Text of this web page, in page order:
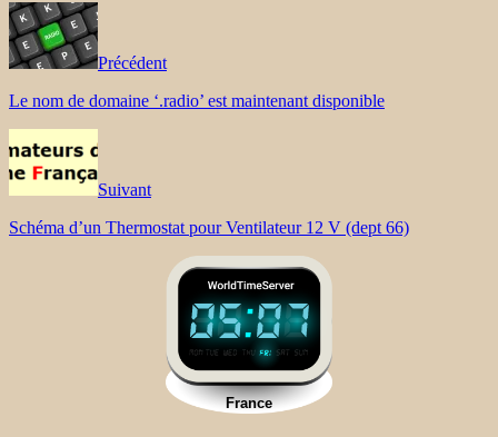
Précédent
Le nom de domaine ‘.radio’ est maintenant disponible
Suivant
Schéma d’un Thermostat pour Ventilateur 12 V (dept 66)